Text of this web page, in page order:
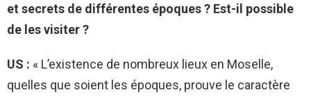
et secrets de différentes époques ? Est-il possible
de les visiter ?
US : « L’existence de nombreux lieux en Moselle,
quelles que soient les époques, prouve le caractère